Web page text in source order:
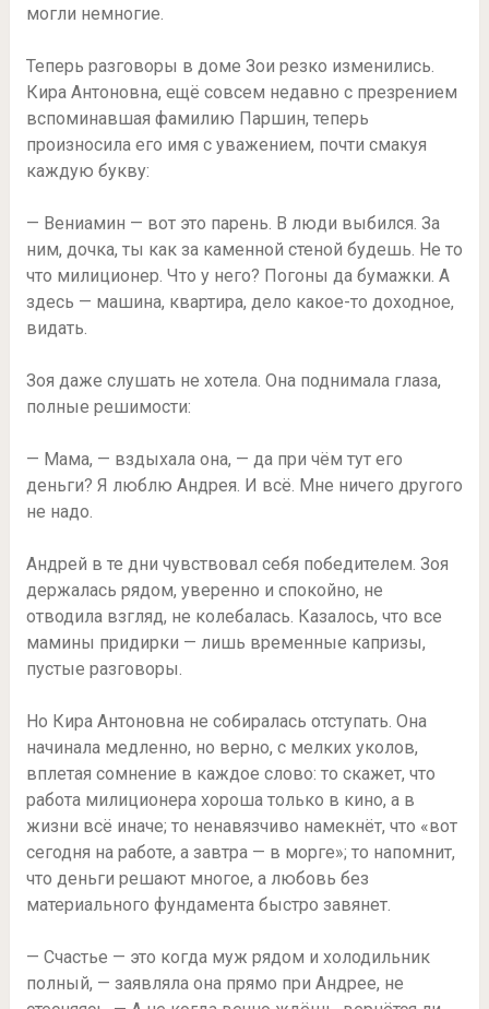
могли немногие.
Теперь разговоры в доме Зои резко изменились.
Кира Антоновна, ещё совсем недавно с презрением
вспоминавшая фамилию Паршин, теперь
произносила его имя с уважением, почти смакуя
каждую букву:
— Вениамин — вот это парень. В люди выбился. За
ним, дочка, ты как за каменной стеной будешь. Не то
что милиционер. Что у него? Погоны да бумажки. А
здесь — машина, квартира, дело какое-то доходное,
видать.
Зоя даже слушать не хотела. Она поднимала глаза,
полные решимости:
— Мама, — вздыхала она, — да при чём тут его
деньги? Я люблю Андрея. И всё. Мне ничего другого
не надо.
Андрей в те дни чувствовал себя победителем. Зоя
держалась рядом, уверенно и спокойно, не
отводила взгляд, не колебалась. Казалось, что все
мамины придирки — лишь временные капризы,
пустые разговоры.
Но Кира Антоновна не собиралась отступать. Она
начинала медленно, но верно, с мелких уколов,
вплетая сомнение в каждое слово: то скажет, что
работа милиционера хороша только в кино, а в
жизни всё иначе; то ненавязчиво намекнёт, что «вот
сегодня на работе, а завтра — в морге»; то напомнит,
что деньги решают многое, а любовь без
материального фундамента быстро завянет.
— Счастье — это когда муж рядом и холодильник
полный, — заявляла она прямо при Андрее, не